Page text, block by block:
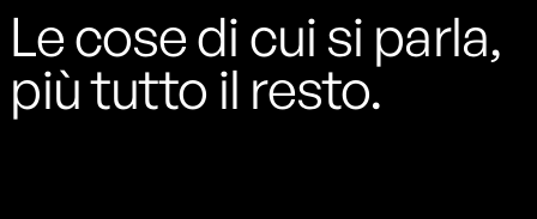
Le cose di cui si parla,
più tutto il resto.